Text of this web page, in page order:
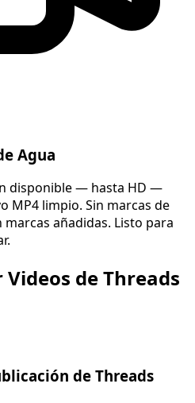
Agua
disponible — hasta HD —
MP4 limpio. Sin marcas de
añadidas. Listo para
de Threads
de Threads